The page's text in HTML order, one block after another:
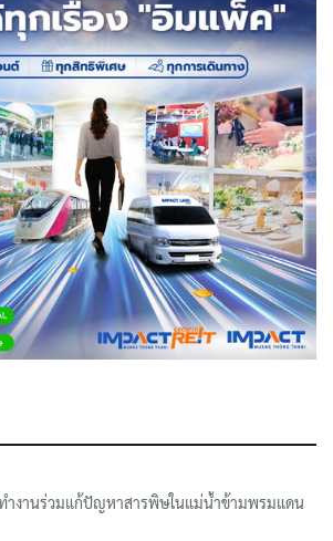
ำงานร่วมแก้ปัญหาสารพิษในแม่น้ำข้ามพรมแดน